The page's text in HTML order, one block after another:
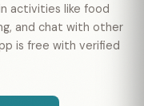
activities like food
and chat with other
is free with verified